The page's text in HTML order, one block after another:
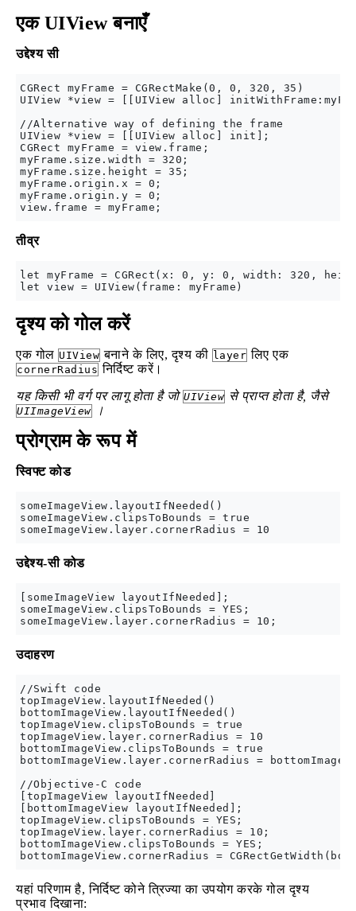
एक UIView बनाएँ
उद्देश्य सी
CGRect myFrame = CGRectMake(0, 0, 320, 35)
UIView *view = [[UIView alloc]
//Alternative way of defining the frame
UIView *view = [[UIView alloc] init];
CGRect myFrame = view.frame;
myFrame.size.width = 320;
myFrame.size.height = 35;
myFrame.origin.x = 0;
myFrame.origin.y = 0;
तीव्र
let myFrame = CGRect(x: 0, y: 0, width: 320,
दृश्य को गोल करें
एक गोल UIView बनाने के लिए, दृश्य की layer लिए एक
cornerRadius निर्दिष्ट करें।
यह किसी भी वर्ग पर लागू होता है जो UIView से प्राप्त होता है, जैसे
UIImageView ।
प्रोग्राम के रूप में
स्विफ्ट कोड
someImageView.layoutIfNeeded()
someImageView.clipsToBounds = true
उद्देश्य-सी कोड
[someImageView layoutIfNeeded];
someImageView.clipsToBounds = YES;
उदाहरण
//Swift code
topImageView.layoutIfNeeded()
bottomImageView.layoutIfNeeded()
topImageView.clipsToBounds = true
topImageView.layer.cornerRadius = 10
bottomImageView.clipsToBounds = true
bottomImageView.layer.cornerRadius =
//Objective-C code
[topImageView layoutIfNeeded]
[bottomImageView layoutIfNeeded];
topImageView.clipsToBounds = YES;
topImageView.layer.cornerRadius = 10;
bottomImageView.clipsToBounds = YES;
यहां परिणाम है, निर्दिष्ट कोने त्रिज्या का उपयोग करके गोल दृश्य
प्रभाव दिखाना: